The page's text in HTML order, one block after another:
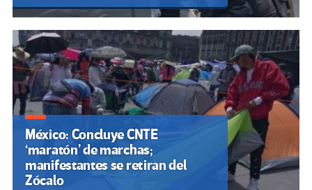
México: Concluye CNTE
‘maratón’ de marchas;
manifestantes se retiran del
Zócalo